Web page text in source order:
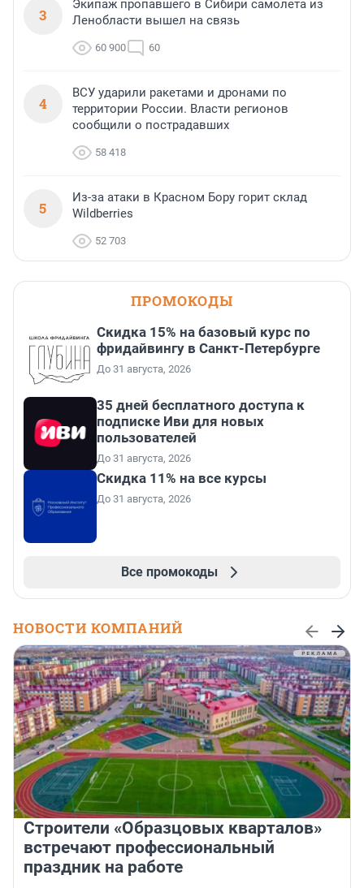
3
Экипаж пропавшего в Сибири самолета из
Ленобласти вышел на связь
60 900 60
4
ВСУ ударили ракетами и дронами по
территории России. Власти регионов
сообщили о пострадавших
58 418
5
Из-за атаки в Красном Бору горит склад
Wildberries
52 703
ПРОМОКОДЫ
Скидка 15% на базовый курс по
фридайвингу в Санкт-Петербурге
До 31 августа, 2026
35 дней бесплатного доступа к
подписке Иви для новых
пользователей
До 31 августа, 2026
Скидка 11% на все курсы
До 31 августа, 2026
Все промокоды
НОВОСТИ КОМПАНИЙ
Строители «Образцовых кварталов»
встречают профессиональный
праздник на работе